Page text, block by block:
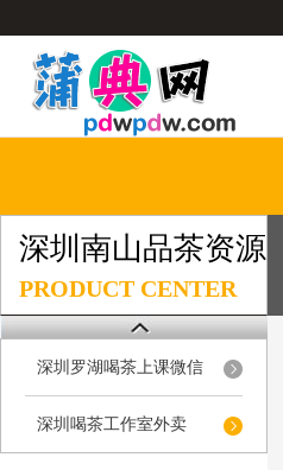
深圳南山品茶资源
PRODUCT CENTER
深圳罗湖喝茶上课微信
深圳喝茶工作室外卖